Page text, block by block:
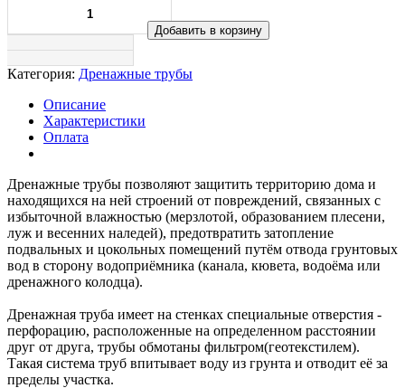
Добавить в корзину
Категория: Дренажные трубы
Описание
Характеристики
Оплата
Дренажные трубы позволяют защитить территорию дома и
находящихся на ней строений от повреждений, связанных с
избыточной влажностью (мерзлотой, образованием плесени,
луж и весенних наледей), предотвратить затопление
подвальных и цокольных помещений путём отвода грунтовых
вод в сторону водоприёмника (канала, кювета, водоёма или
дренажного колодца).
Дренажная труба имеет на стенках специальные отверстия -
перфорацию, расположенные на определенном расстоянии
друг от друга, трубы обмотаны фильтром(геотекстилем).
Такая система труб впитывает воду из грунта и отводит её за
пределы участка.